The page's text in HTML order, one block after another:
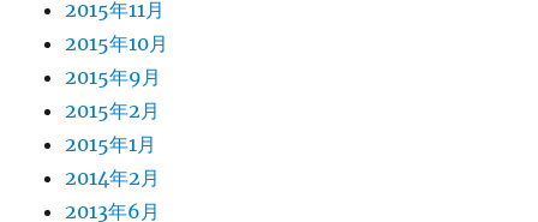
2015年11月
2015年10月
2015年9月
2015年2月
2015年1月
2014年2月
2013年6月